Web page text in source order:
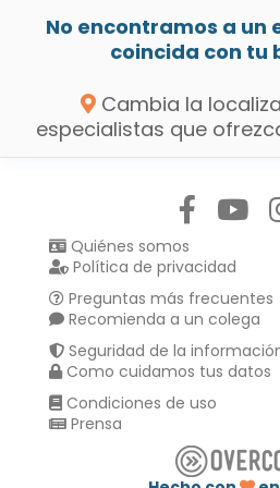
No encontramos a un
coincida con tu
Cambia la
especialistas que
Quiénes somos
Política de privacidad
Preguntas más frecuentes
Recomienda a un colega
Seguridad de la
Como cuidamos tus datos
Condiciones de uso
Prensa